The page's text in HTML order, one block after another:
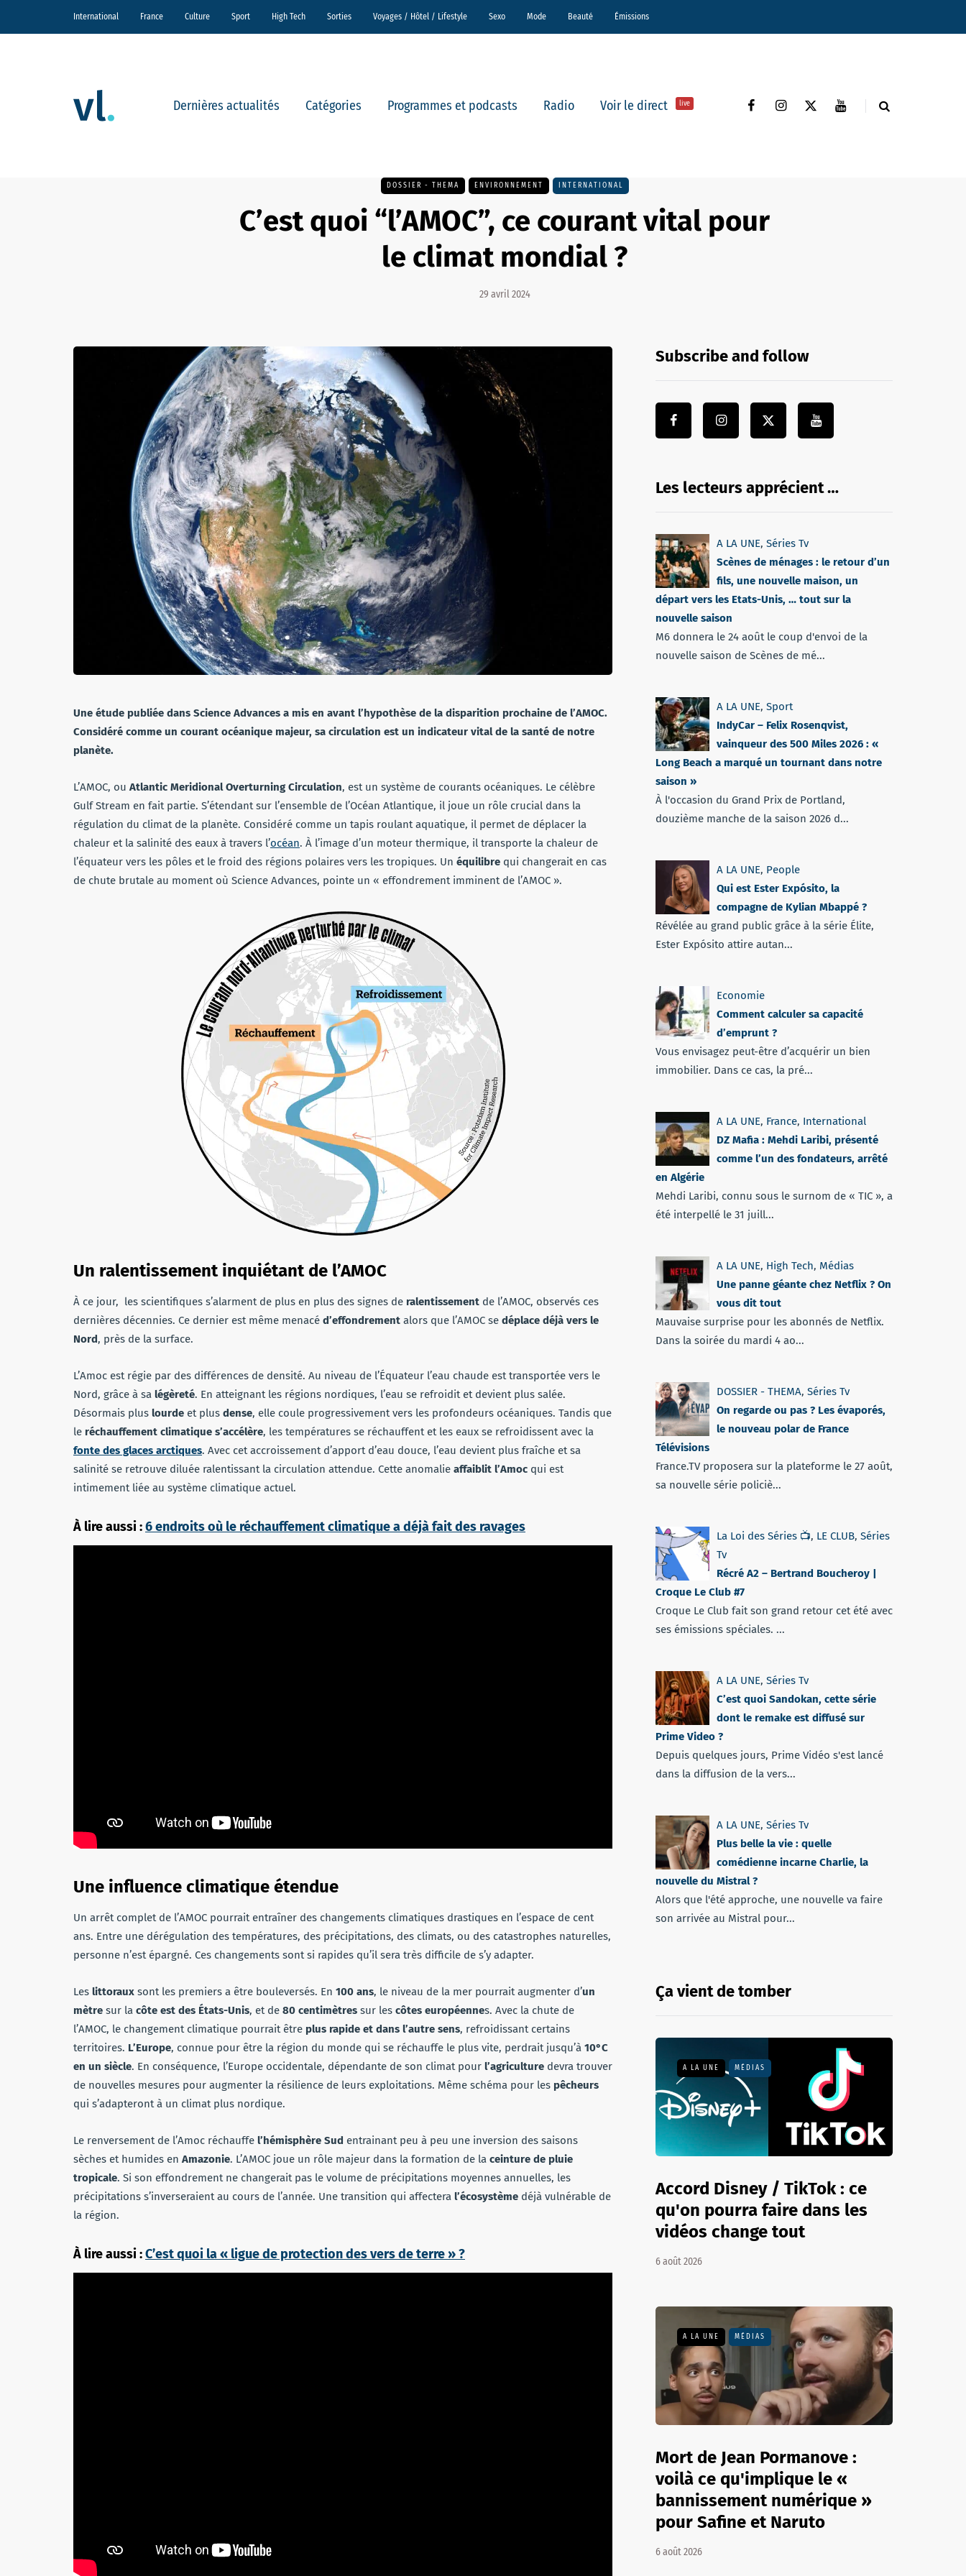
International France Culture Sport High Tech Sorties Voyages / Hôtel / Lifestyle Sexo Mode Beauté Émissions
Dernières actualités Catégories Programmes et podcasts Radio Voir le direct live
DOSSIER - THEMA ENVIRONNEMENT INTERNATIONAL
C’est quoi “l’AMOC”, ce courant vital pour
le climat mondial ?
29 avril 2024
Une étude publiée dans Science Advances a mis en avant l’hypothèse de la disparition prochaine de l’AMOC.
Considéré comme un courant océanique majeur, sa circulation est un indicateur vital de la santé de notre
planète.
L’AMOC, ou Atlantic Meridional Overturning Circulation, est un système de courants océaniques. Le célèbre
Gulf Stream en fait partie. S’étendant sur l’ensemble de l’Océan Atlantique, il joue un rôle crucial dans la
régulation du climat de la planète. Considéré comme un tapis roulant aquatique, il permet de déplacer la
chaleur et la salinité des eaux à travers l’océan. À l’image d’un moteur thermique, il transporte la chaleur de
l’équateur vers les pôles et le froid des régions polaires vers les tropiques. Un équilibre qui changerait en cas
de chute brutale au moment où Science Advances, pointe un « effondrement imminent de l’AMOC ».
Un ralentissement inquiétant de l’AMOC
À ce jour, les scientifiques s’alarment de plus en plus des signes de ralentissement de l’AMOC, observés ces
dernières décennies. Ce dernier est même menacé d’effondrement alors que l’AMOC se déplace déjà vers le
Nord, près de la surface.
L’Amoc est régie par des différences de densité. Au niveau de l’Équateur l’eau chaude est transportée vers le
Nord, grâce à sa légèreté. En atteignant les régions nordiques, l’eau se refroidit et devient plus salée.
Désormais plus lourde et plus dense, elle coule progressivement vers les profondeurs océaniques. Tandis que
le réchauffement climatique s’accélère, les températures se réchauffent et les eaux se refroidissent avec la
fonte des glaces arctiques. Avec cet accroissement d’apport d’eau douce, l’eau devient plus fraîche et sa
salinité se retrouve diluée ralentissant la circulation attendue. Cette anomalie affaiblit l’Amoc qui est
intimement liée au système climatique actuel.
À lire aussi :6 endroits où le réchauffement climatique a déjà fait des ravages
Une influence climatique étendue
Un arrêt complet de l’AMOC pourrait entraîner des changements climatiques drastiques en l’espace de cent
ans. Entre une dérégulation des températures, des précipitations, des climats, ou des catastrophes naturelles,
personne n’est épargné. Ces changements sont si rapides qu’il sera très difficile de s’y adapter.
Les littoraux sont les premiers a être bouleversés. En 100 ans, le niveau de la mer pourrait augmenter d’un
mètre sur la côte est des États-Unis, et de 80 centimètres sur les côtes européennes. Avec la chute de
l’AMOC, le changement climatique pourrait être plus rapide et dans l’autre sens, refroidissant certains
territoires. L’Europe, connue pour être la région du monde qui se réchauffe le plus vite, perdrait jusqu’à 10°C
en un siècle. En conséquence, l’Europe occidentale, dépendante de son climat pour l’agriculture devra trouver
de nouvelles mesures pour augmenter la résilience de leurs exploitations. Même schéma pour les pêcheurs
qui s’adapteront à un climat plus nordique.
Le renversement de l’Amoc réchauffe l’hémisphère Sud entrainant peu à peu une inversion des saisons
sèches et humides en Amazonie. L’AMOC joue un rôle majeur dans la formation de la ceinture de pluie
tropicale. Si son effondrement ne changerait pas le volume de précipitations moyennes annuelles, les
précipitations s’inverseraient au cours de l’année. Une transition qui affectera l’écosystème déjà vulnérable de
la région.
À lire aussi :C’est quoi la « ligue de protection des vers de terre » ?
Subscribe and follow
Les lecteurs apprécient …
A LA UNE, Séries Tv
Scènes de ménages : le retour d’un
fils, une nouvelle maison, un
départ vers les Etats-Unis, … tout sur la
nouvelle saison
M6 donnera le 24 août le coup d'envoi de la
nouvelle saison de Scènes de mé...
A LA UNE, Sport
IndyCar – Felix Rosenqvist,
vainqueur des 500 Miles 2026 : «
Long Beach a marqué un tournant dans notre
saison »
À l'occasion du Grand Prix de Portland,
douzième manche de la saison 2026 d...
A LA UNE, People
Qui est Ester Expósito, la
compagne de Kylian Mbappé ?
Révélée au grand public grâce à la série Élite,
Ester Expósito attire autan...
Economie
Comment calculer sa capacité
d’emprunt ?
Vous envisagez peut-être d’acquérir un bien
immobilier. Dans ce cas, la pré...
A LA UNE, France, International
DZ Mafia : Mehdi Laribi, présenté
comme l’un des fondateurs, arrêté
en Algérie
Mehdi Laribi, connu sous le surnom de « TIC », a
été interpellé le 31 juill...
A LA UNE, High Tech, Médias
Une panne géante chez Netflix ? On
vous dit tout
Mauvaise surprise pour les abonnés de Netflix.
Dans la soirée du mardi 4 ao...
DOSSIER - THEMA, Séries Tv
On regarde ou pas ? Les évaporés,
le nouveau polar de France
Télévisions
France.TV proposera sur la plateforme le 27 août,
sa nouvelle série policiè...
La Loi des Séries 📺, LE CLUB, Séries
Tv
Récré A2 – Bertrand Boucheroy |
Croque Le Club #7
Croque Le Club fait son grand retour cet été avec
ses émissions spéciales. ...
A LA UNE, Séries Tv
C’est quoi Sandokan, cette série
dont le remake est diffusé sur
Prime Video ?
Depuis quelques jours, Prime Vidéo s'est lancé
dans la diffusion de la vers...
A LA UNE, Séries Tv
Plus belle la vie : quelle
comédienne incarne Charlie, la
nouvelle du Mistral ?
Alors que l'été approche, une nouvelle va faire
son arrivée au Mistral pour...
Ça vient de tomber
A LA UNE MÉDIAS
Accord Disney / TikTok : ce
qu'on pourra faire dans les
vidéos change tout
6 août 2026
A LA UNE MÉDIAS
Mort de Jean Pormanove :
voilà ce qu'implique le «
bannissement numérique »
pour Safine et Naruto
6 août 2026